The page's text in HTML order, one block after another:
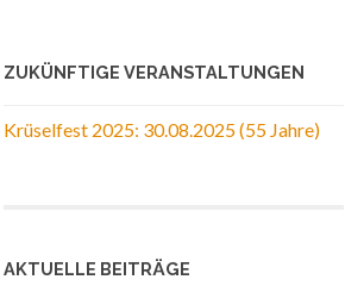
ZUKÜNFTIGE VERANSTALTUNGEN
Krüselfest 2025: 30.08.2025 (55 Jahre)
AKTUELLE BEITRÄGE